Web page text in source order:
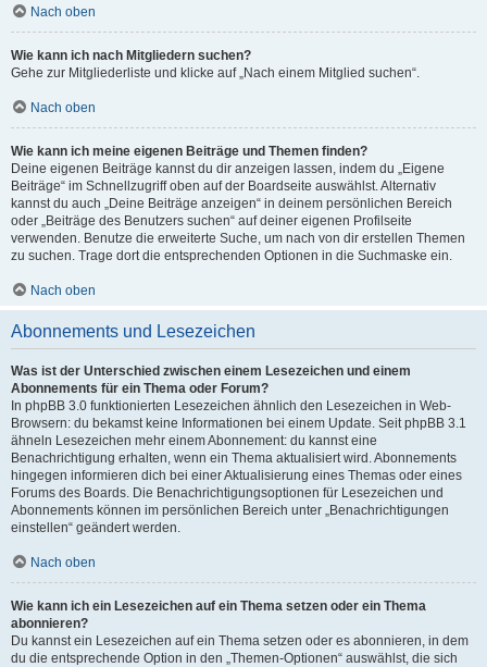
Nach oben
Wie kann ich nach Mitgliedern suchen?
Gehe zur Mitgliederliste und klicke auf „Nach einem Mitglied suchen“.
Nach oben
Wie kann ich meine eigenen Beiträge und Themen finden?
Deine eigenen Beiträge kannst du dir anzeigen lassen, indem du „Eigene
Beiträge“ im Schnellzugriff oben auf der Boardseite auswählst. Alternativ
kannst du auch „Deine Beiträge anzeigen“ in deinem persönlichen Bereich
oder „Beiträge des Benutzers suchen“ auf deiner eigenen Profilseite
verwenden. Benutze die erweiterte Suche, um nach von dir erstellen Themen
zu suchen. Trage dort die entsprechenden Optionen in die Suchmaske ein.
Nach oben
Abonnements und Lesezeichen
Was ist der Unterschied zwischen einem Lesezeichen und einem
Abonnements für ein Thema oder Forum?
In phpBB 3.0 funktionierten Lesezeichen ähnlich den Lesezeichen in Web-
Browsern: du bekamst keine Informationen bei einem Update. Seit phpBB 3.1
ähneln Lesezeichen mehr einem Abonnement: du kannst eine
Benachrichtigung erhalten, wenn ein Thema aktualisiert wird. Abonnements
hingegen informieren dich bei einer Aktualisierung eines Themas oder eines
Forums des Boards. Die Benachrichtigungsoptionen für Lesezeichen und
Abonnements können im persönlichen Bereich unter „Benachrichtigungen
einstellen“ geändert werden.
Nach oben
Wie kann ich ein Lesezeichen auf ein Thema setzen oder ein Thema
abonnieren?
Du kannst ein Lesezeichen auf ein Thema setzen oder es abonnieren, in dem
du die entsprechende Option in den „Themen-Optionen“ auswählst, die sich